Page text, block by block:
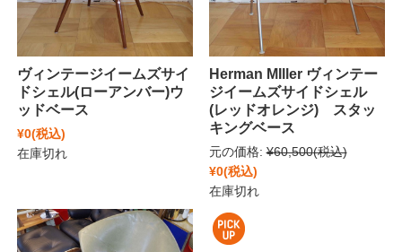
ヴィンテージイームズサイ
ドシェル(ローアンバー)ウ
ッドベース
¥0(税込)
在庫切れ
Herman MIller ヴィンテー
ジイームズサイドシェル
(レッドオレンジ) スタッ
キングベース
元の価格: ¥60,500(税込)
¥0(税込)
在庫切れ